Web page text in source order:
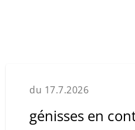
du 17.7.2026
génisses en